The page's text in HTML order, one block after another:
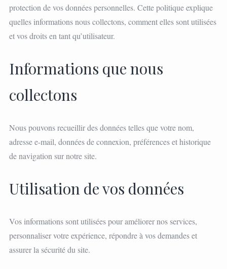
protection de vos données personnelles. Cette politique explique
quelles informations nous collectons, comment elles sont utilisées
et vos droits en tant qu’utilisateur.
Informations que nous
collectons
Nous pouvons recueillir des données telles que votre nom,
adresse e-mail, données de connexion, préférences et historique
de navigation sur notre site.
Utilisation de vos données
Vos informations sont utilisées pour améliorer nos services,
personnaliser votre expérience, répondre à vos demandes et
assurer la sécurité du site.